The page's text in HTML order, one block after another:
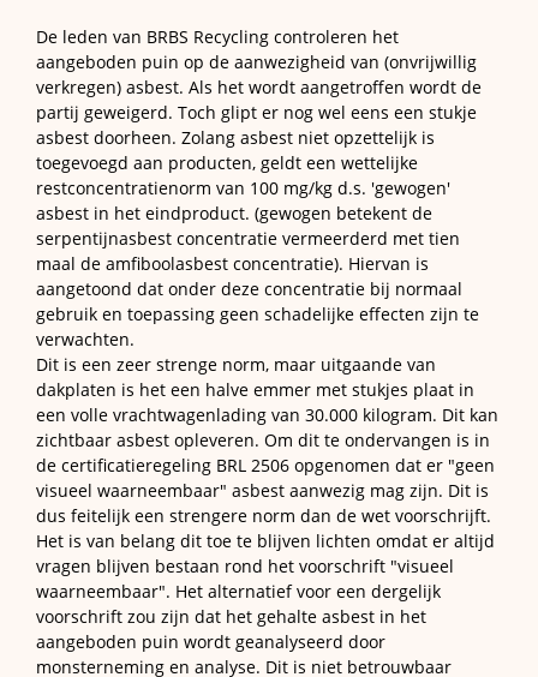
De leden van BRBS Recycling controleren het
aangeboden puin op de aanwezigheid van (onvrijwillig
verkregen) asbest. Als het wordt aangetroffen wordt de
partij geweigerd. Toch glipt er nog wel eens een stukje
asbest doorheen. Zolang asbest niet opzettelijk is
toegevoegd aan producten, geldt een wettelijke
restconcentratienorm van 100 mg/kg d.s. 'gewogen'
asbest in het eindproduct. (gewogen betekent de
serpentijnasbest concentratie vermeerderd met tien
maal de amfiboolasbest concentratie). Hiervan is
aangetoond dat onder deze concentratie bij normaal
gebruik en toepassing geen schadelijke effecten zijn te
verwachten.
Dit is een zeer strenge norm, maar uitgaande van
dakplaten is het een halve emmer met stukjes plaat in
een volle vrachtwagenlading van 30.000 kilogram. Dit kan
zichtbaar asbest opleveren. Om dit te ondervangen is in
de certificatieregeling BRL 2506 opgenomen dat er "geen
visueel waarneembaar" asbest aanwezig mag zijn. Dit is
dus feitelijk een strengere norm dan de wet voorschrijft.
Het is van belang dit toe te blijven lichten omdat er altijd
vragen blijven bestaan rond het voorschrift "visueel
waarneembaar". Het alternatief voor een dergelijk
voorschrift zou zijn dat het gehalte asbest in het
aangeboden puin wordt geanalyseerd door
monsterneming en analyse. Dit is niet betrouwbaar